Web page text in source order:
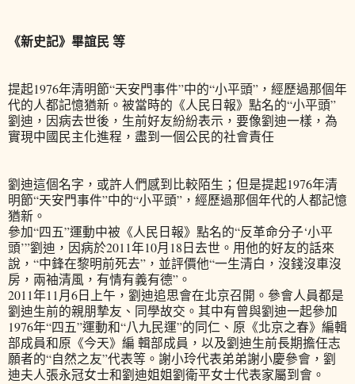
《新史記》畢誼民 等
提起1976年清明節“天安門事件”中的“小平頭”，經歷過那個年
代的人都記憶猶新。被當時的《人民日報》點名的“小平頭”
劉迪，因病去世後，生前好友紛紛表示，要像劉迪一樣，為
實現中國民主化進程，盡到一個公民的社會責任
劉迪這個名字，或許人們感到比較陌生；但是提起1976年清
明節“天安門事件”中的“小平頭”，經歷過那個年代的人都記憶
猶新。
參加“四五”運動中被《人民日報》點名的“反革命分子‘小平
頭’”劉迪，因病於2011年10月18日去世。用他的好友的話來
說，“中鋒在黎明前死去”，並評價他“一生清白，沒錢沒車沒
房，兩袖清風，有情有義有德”。
2011年11月6日上午，劉迪追思會在北京召開。參會人員都是
劉迪生前的親朋摯友、同學故交。其中有曾與劉迪一起參加
1976年“四五”運動和“八九民運”的同仁、原《北京之春》編輯
部成員和原《今天》編 輯部成員，以及劉迪生前長期擔任志
願者的“自然之友”代表等。謝小玲代表弟弟謝小慶參會，劉
迪夫人張永冠女士和劉迪姐姐劉衛平女士代表家屬到會。